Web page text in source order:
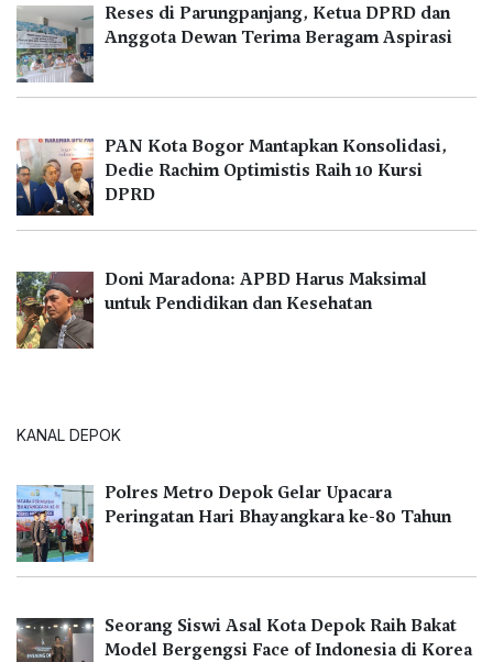
Reses di Parungpanjang, Ketua DPRD dan
Anggota Dewan Terima Beragam Aspirasi
PAN Kota Bogor Mantapkan Konsolidasi,
Dedie Rachim Optimistis Raih 10 Kursi
DPRD
Doni Maradona: APBD Harus Maksimal
untuk Pendidikan dan Kesehatan
KANAL DEPOK
Polres Metro Depok Gelar Upacara
Peringatan Hari Bhayangkara ke-80 Tahun
Seorang Siswi Asal Kota Depok Raih Bakat
Model Bergengsi Face of Indonesia di Korea